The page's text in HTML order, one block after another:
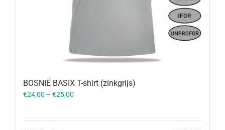
BOSNIË BASIX T-shirt (zinkgrijs)
€24,00 – €25,00